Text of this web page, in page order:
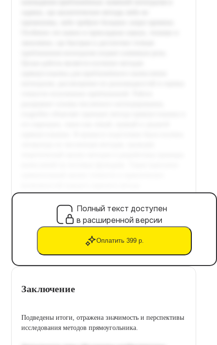
Полный текст доступен
в расширенной версии
Оплатить 399 р.
Заключение
Подведены итоги, отражена значимость и перспективы
исследования методов прямоугольника.